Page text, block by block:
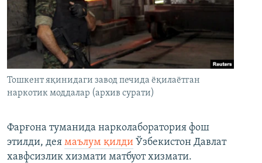
Тошкент яқинидаги завод печида ёқилаётган
наркотик моддалар (архив сурати)
Фарғона туманида нарколаборатория фош
этилди, дея маълум қилди Ўзбекистон Давлат
хавфсизлик хизмати матбуот хизмати.